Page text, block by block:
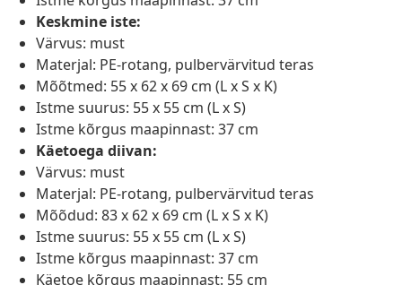
Keskmine iste:
Värvus: must
Materjal: PE-rotang, pulbervärvitud teras
Mõõtmed: 55 x 62 x 69 cm (L x S x K)
Istme suurus: 55 x 55 cm (L x S)
Istme kõrgus maapinnast: 37 cm
Käetoega diivan:
Värvus: must
Materjal: PE-rotang, pulbervärvitud teras
Mõõdud: 83 x 62 x 69 cm (L x S x K)
Istme suurus: 55 x 55 cm (L x S)
Istme kõrgus maapinnast: 37 cm
Käetoe kõrgus maapinnast: 55 cm